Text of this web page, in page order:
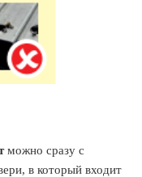
можно сразу с
в который входит